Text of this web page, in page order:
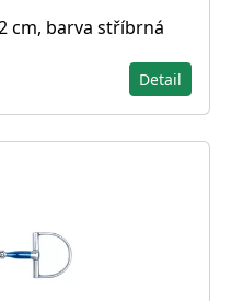
cm, barva stříbrná
Detail